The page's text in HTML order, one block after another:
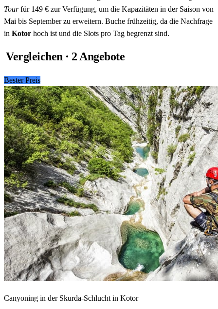
Tourfür 149 € zur Verfügung, um die Kapazitäten in der Saison von
Mai bis September zu erweitern. Buche frühzeitig, da die Nachfrage
in Kotor hoch ist und die Slots pro Tag begrenzt sind.
Vergleichen · 2 Angebote
Bester Preis
Canyoning in der Skurda-Schlucht in Kotor